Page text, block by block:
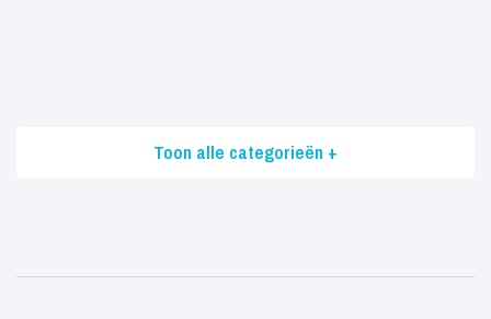
Toon alle categorieën +